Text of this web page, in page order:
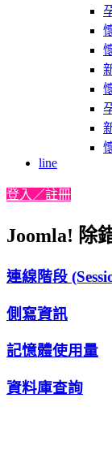
line
登入／註冊
Joomla! 除
連線階段
側寫資訊
記憶體使用量
資料庫查詢